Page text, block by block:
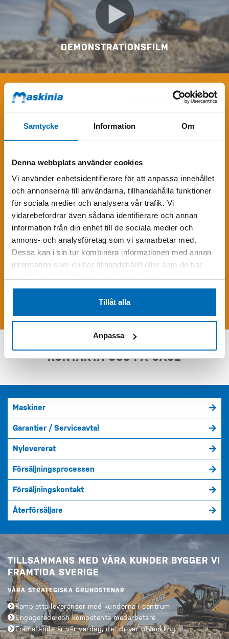
Samtycke Information Om
Denna webbplats använder cookies
Vi använder enhetsidentifierare för att anpassa innehållet
och annonserna till användarna, tillhandahålla funktioner
för sociala medier och analysera vår trafik. Vi
vidarebefordrar även sådana identifierare och annan
information från din enhet till de sociala medier och
annons- och analysföretag som vi samarbetar med.
Dessa kan i sin tur kombinera informationen med annan
information som du har tillhandahållit eller som de har
Tillåt alla
Anpassa
DEMONSTRATIONSFILM
Skriv följande siffror i fältet (33803)
KONTAKTA OSS PÅ CASE
Maskiner
Garantier / Serviceavtal
Nylevererat
Försäljningsprocessen
Försäljningskontakt
Återförsäljare
TILLSAMMANS MED VÅRA KUNDER BYGGER VI
FRAMTIDA SVERIGE
VÅRA STRATEGISKA GRUNDSTENAR
Kompletta leveranser med kunderna i centrum
Engagerade och kompetenta medarbetare
Framåtanda är vår vardag, det driver utveckling